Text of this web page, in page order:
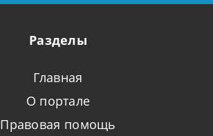
Разделы
Главная
О портале
Правовая помощь